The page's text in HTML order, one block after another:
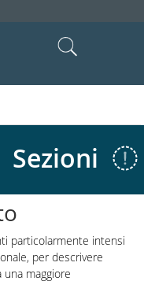
Sezioni
particolarmente intensi
per descrivere
maggiore